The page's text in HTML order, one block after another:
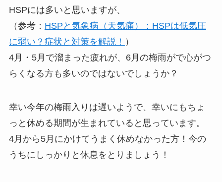
HSPには多いと思いますが、
（参考： HSPと気象病（天気痛）：HSPは低気圧
に弱い？症状と対策を解説！ ）
4月・5月で溜まった疲れが、6月の梅雨がで心がつ
らくなる方も多いのではないでしょうか？
幸い今年の梅雨入りは遅いようで、幸いにもちょ
っと休める期間が生まれていると思っています。
4月から5月にかけてうまく休めなかった方！今の
うちにしっかりと休息をとりましょう！